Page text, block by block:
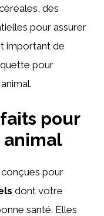
des
pour assurer
important de
pour
pour
animal
pour
dont votre
santé. Elles